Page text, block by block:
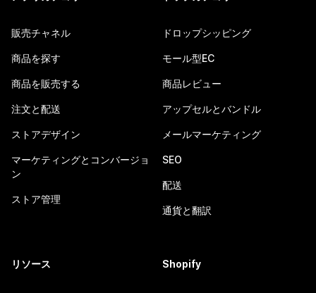
販売チャネル
商品を探す
商品を販売する
注文と配送
ストアデザイン
マーケティングとコンバージョ
ン
ストア管理
ドロップシッピング
モール型EC
商品レビュー
アップセルとバンドル
メールマーケティング
SEO
配送
通貨と翻訳
リソース Shopify